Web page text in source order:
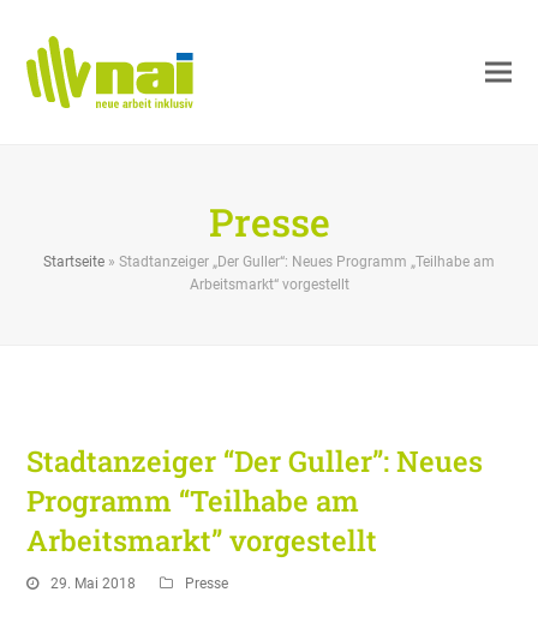
Presse
Startseite » Stadtanzeiger „Der Guller“: Neues Programm „Teilhabe am
Arbeitsmarkt“ vorgestellt
Stadtanzeiger “Der Guller”: Neues
Programm “Teilhabe am
Arbeitsmarkt” vorgestellt
29. Mai 2018 Presse